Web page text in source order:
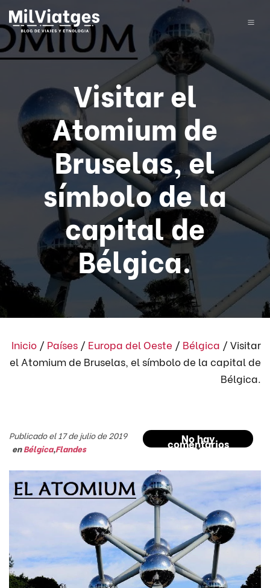
Visitar el
Atomium de
Bruselas, el
símbolo de la
capital de
Bélgica.
Inicio / Países / Europa del Oeste / Bélgica / Visitar
el Atomium de Bruselas, el símbolo de la capital de
Bélgica.
No hay
comentarios
Publicado el 17 de julio de 2019
enBélgica,Flandes